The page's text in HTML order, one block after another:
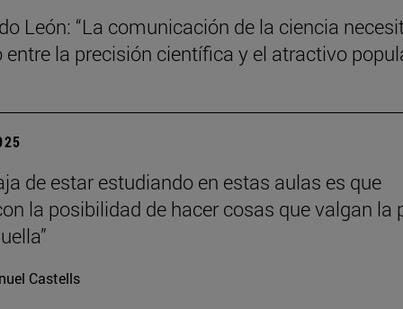
León: “La comunicación de la ciencia
entre la precisión científica y el atractivo
de estar estudiando en estas aulas es que
la posibilidad de hacer cosas que valgan la
Castells